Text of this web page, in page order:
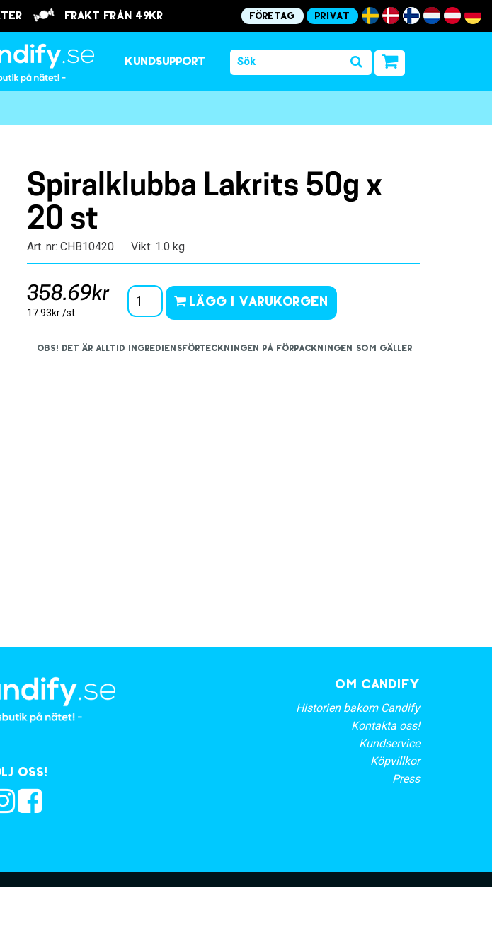
frakt från 49kr Företag Privat
Kundsupport
Spiralklubba Lakrits 50g x
20 st
Art. nr: CHB10420 Vikt: 1.0 kg
358.69kr
17.93kr /st
Lägg i varukorgen
OBS! Det är alltid ingrediensförteckningen på förpackningen som gäller
oss!
OM CANDIFY
Historien bakom Candify
Kontakta oss!
Kundservice
Köpvillkor
Press